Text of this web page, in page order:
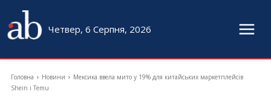
Четвер, 6 Серпня, 2026
Головна Новини
Мексика ввела мито у 19% для китайських маркетплейсів
Shein і Temu